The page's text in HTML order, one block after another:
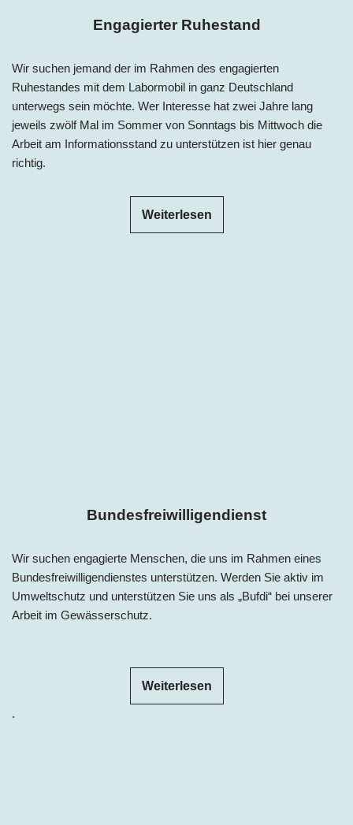
Engagierter Ruhestand
Wir suchen jemand der im Rahmen des engagierten
Ruhestandes mit dem Labormobil in ganz Deutschland
unterwegs sein möchte. Wer Interesse hat zwei Jahre lang
jeweils zwölf Mal im Sommer von Sonntags bis Mittwoch die
Arbeit am Informationsstand zu unterstützen ist hier genau
richtig.
Weiterlesen
Bundesfreiwilligendienst
Wir suchen engagierte Menschen, die uns im Rahmen eines
Bundesfreiwilligendienstes unterstützen. Werden Sie aktiv im
Umweltschutz und unterstützen Sie uns als „Bufdi“ bei unserer
Arbeit im Gewässerschutz.
Weiterlesen
.